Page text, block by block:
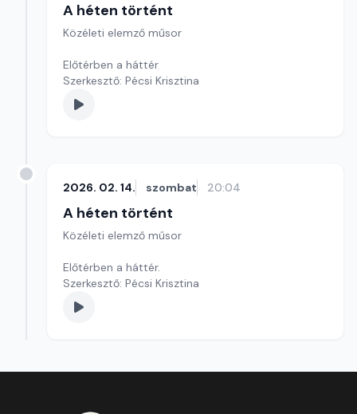
A héten történt
Közéleti elemző műsor
Előtérben a háttér
Szerkesztő: Pécsi Krisztina
2026. 02. 14. szombat 20:04
A héten történt
Közéleti elemző műsor
Előtérben a háttér.
Szerkesztő: Pécsi Krisztina